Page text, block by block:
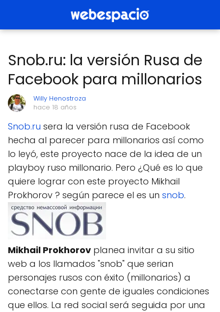
Snob.ru: la versión Rusa de
Facebook para millonarios
Willy Henostroza
hace 18 años
Snob.ru sera la versión rusa de Facebook
hecha al parecer para millonarios así como
lo leyó, este proyecto nace de la idea de un
playboy ruso millonario. Pero ¿Qué es lo que
quiere lograr con este proyecto Mikhail
Prokhorov ? según parece el es un snob.
Mikhail Prokhorov planea invitar a su sitio
web a los llamados "snob" que serian
personajes rusos con éxito (millonarios) a
conectarse con gente de iguales condiciones
que ellos. La red social será seguida por una